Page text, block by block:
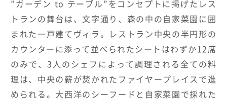
”ガーデン to テーブル”をコンセプトに掲げたレス
トランの舞台は、文字通り、森の中の自家菜園に囲
まれた一戸建てヴィラ。レストラン中央の半円形の
カウンターに添って並べられたシートはわずか12席
のみで、3人のシェフによって調理される全ての料
理は、中央の薪が焚かれたファイヤープレイスで進
められる。大西洋のシーフードと自家菜園で採れた